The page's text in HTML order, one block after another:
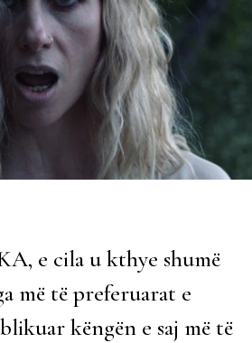
e cila u kthye shumë
më të preferuarat e
këngën e saj më të